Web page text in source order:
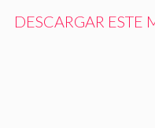
DESCARGAR ESTE